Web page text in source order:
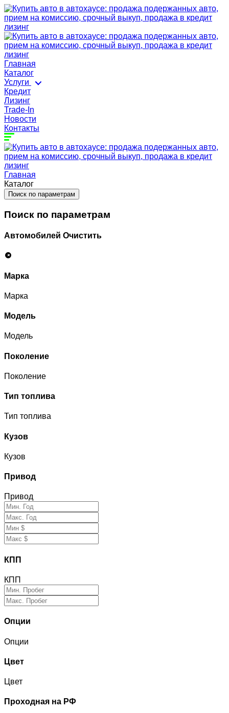
Главная
Каталог
Услуги
Кредит
Лизинг
Trade-In
Новости
Контакты
Главная
Каталог
Поиск по параметрам
Поиск по параметрам
Автомобилей Очистить
Марка
Марка
Модель
Модель
Поколение
Поколение
Тип топлива
Тип топлива
Кузов
Кузов
Привод
Привод
КПП
КПП
Опции
Опции
Цвет
Цвет
Проходная на РФ